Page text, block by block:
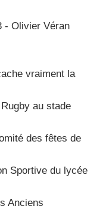
- Olivier Véran
vraiment la
au stade
des fêtes de
Sportive du lycée
Anciens